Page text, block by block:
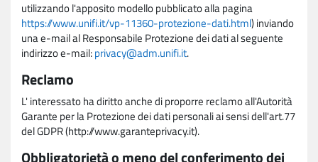
utilizzando l'apposito modello pubblicato alla pagina
https://www.unifi.it/vp-11360-protezione-dati.html) inviando
una e-mail al Responsabile Protezione dei dati al seguente
indirizzo e-mail:privacy@adm.unifi.it.
Reclamo
L' interessato ha diritto anche di proporre reclamo all'Autorità
Garante per la Protezione dei dati personali ai sensi dell'art.77
del GDPR (http://www.garanteprivacy.it).
Obbligatorietà o meno del conferimento dei